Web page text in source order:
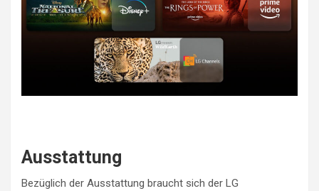
Ausstattung
Bezüglich der Ausstattung braucht sich der LG